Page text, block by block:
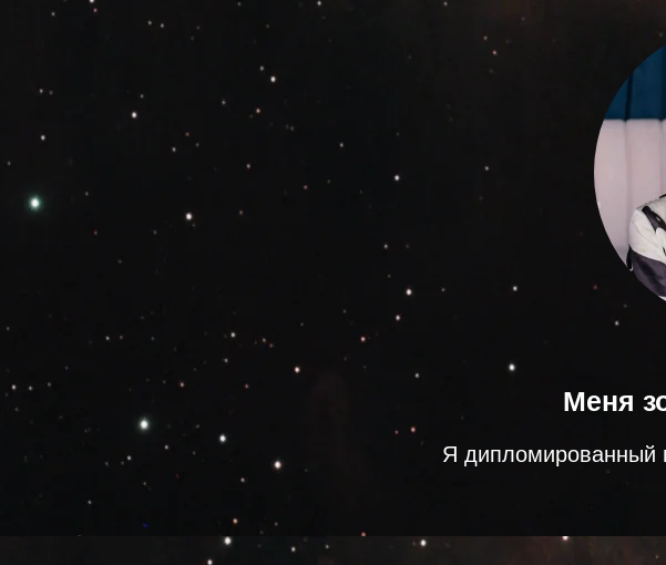
Меня
Я дипломированный
Консультация проходит в формате
видеозвонка